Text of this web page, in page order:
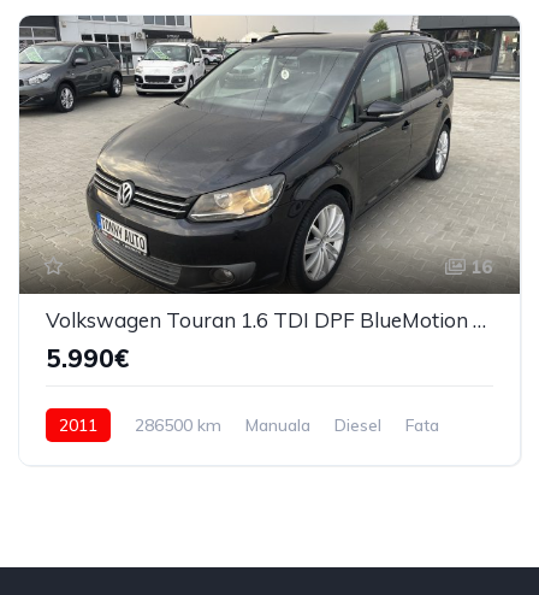
16
Volkswagen Touran 1.6 TDI DPF BlueMotion Technology Comfortline
5.990€
2011 286500 km Manuala Diesel Fata